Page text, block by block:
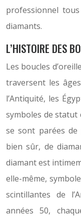
professionnel
diamants.
L’HISTOIRE DES
Les boucles
traversent les
l’Antiquité, les
symboles de statut
se sont parées de
bien sûr, de
diamant est
elle-même,
scintillantes de
années 50,